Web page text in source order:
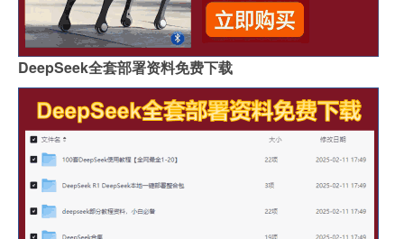
DeepSeek全套部署资料免费下载